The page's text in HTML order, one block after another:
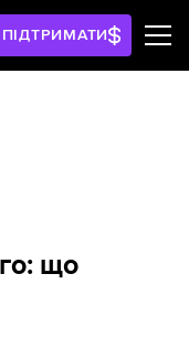
ПІДТРИМАТИ
що